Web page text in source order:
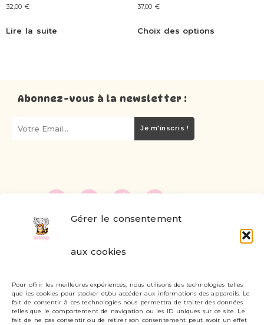
Gérer le consentement
aux cookies
Pour offrir les meilleures expériences, nous utilisons des technologies telles
que les cookies pour stocker et/ou accéder aux informations des appareils. Le
fait de consentir à ces technologies nous permettra de traiter des données
telles que le comportement de navigation ou les ID uniques sur ce site. Le
fait de ne pas consentir ou de retirer son consentement peut avoir un effet
32,00 €
Lire la suite
37,00 €
Choix des options
Abonnez-vous à la newsletter :
Je m'inscris !
Livraisons et retours
Mon compte